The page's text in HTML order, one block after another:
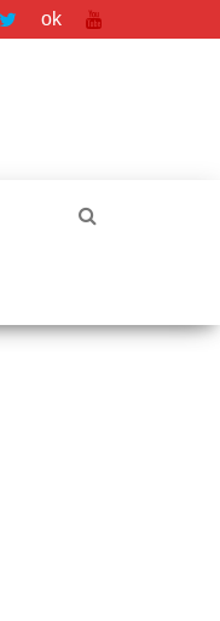
ok